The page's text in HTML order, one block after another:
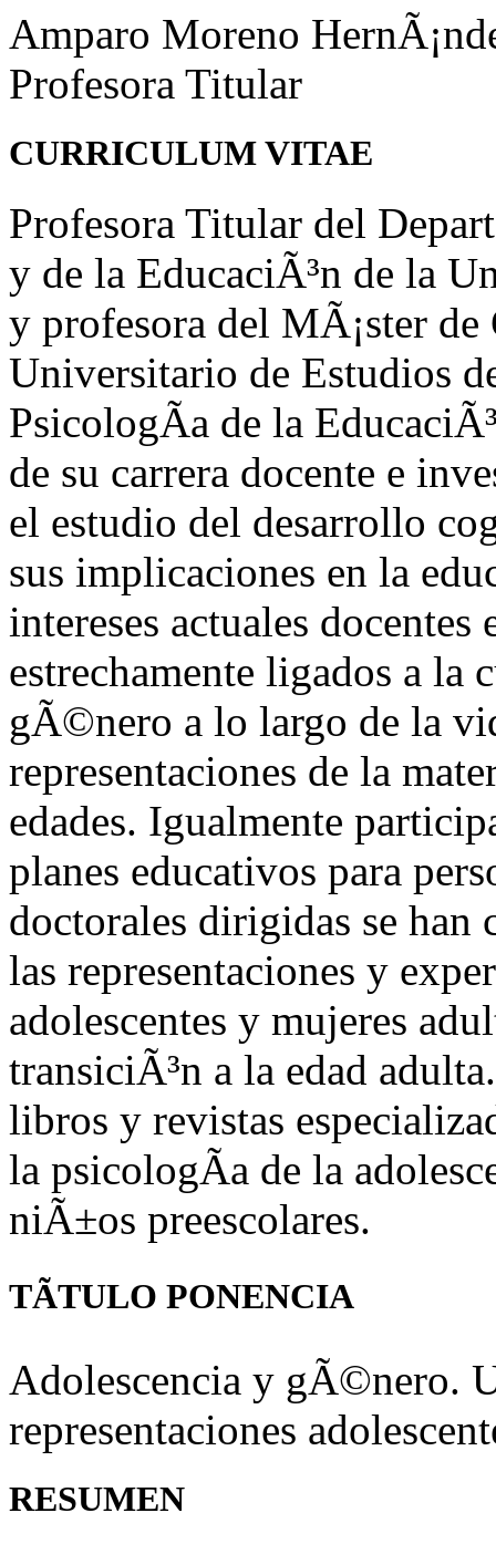
Amparo Moreno
Profesora Titular
CURRICULUM VITAE
Profesora Titular del
y de la EducaciÃ³n de la
y profesora del MÃ¡ster
Universitario de Estudios
PsicologÃ­a de la
de su carrera docente e
el estudio del desarrollo
sus implicaciones en la
intereses actuales
estrechamente ligados a la
gÃ©nero a lo largo de la
representaciones de la
edades. Igualmente
planes educativos para
doctorales dirigidas se han
las representaciones y
adolescentes y mujeres
transiciÃ³n a la edad
libros y revistas
la psicologÃ­a de la
niÃ±os preescolares.
TÃTULO PONENCIA
Adolescencia y gÃ©nero.
representaciones
RESUMEN